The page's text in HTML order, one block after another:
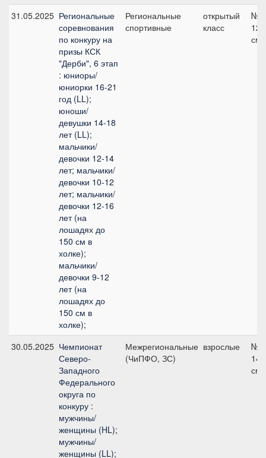
31.05.2025 Региональные
соревнования
по конкуру на
призы КСК
"Дерби", 6 этап
: юниоры/
юниорки 16-21
год (LL);
юноши/
девушки 14-18
лет (LL);
мальчики/
девочки 12-14
лет; мальчики/
девочки 10-12
лет; мальчики/
девочки 12-16
лет (на
лошадях до
150 см в
холке);
мальчики/
девочки 9-12
лет (на
лошадях до
150 см в
холке);
Региональные
спортивные
открытый
класс
№2,
125
см
30.05.2025 Чемпионат
Северо-
Западного
Федерального
округа по
конкуру :
мужчины/
женщины (HL);
мужчины/
женщины (LL);
Межрегиональные
(ЧиПФО, ЗС)
взрослые
№5,
140
см